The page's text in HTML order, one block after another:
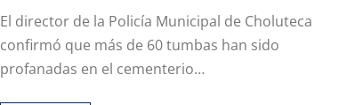
El director de la Policía Municipal de Choluteca
confirmó que más de 60 tumbas han sido
profanadas en el cementerio…